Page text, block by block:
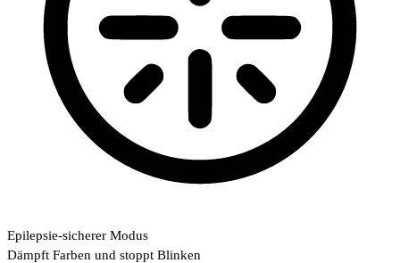
Epilepsie-sicherer Modus
Dämpft Farben und stoppt Blinken